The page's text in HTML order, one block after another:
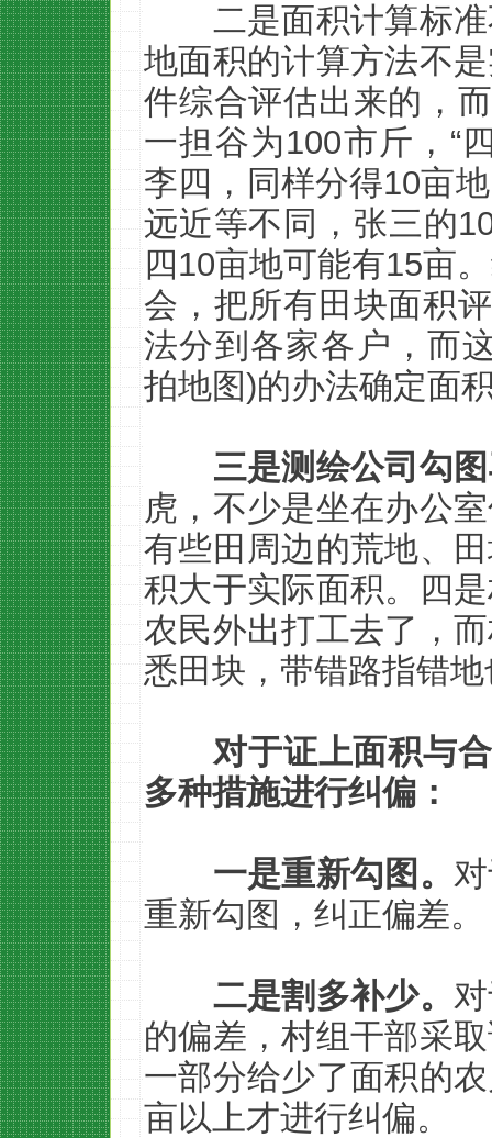
二是面积计算标准
地面积的计算方法不
件综合评估出来的，
一担谷为100市斤，“
李四，同样分得10亩
远近等不同，张三的
四10亩地可能有15亩
会，把所有田块面积
法分到各家各户，而
拍地图)的办法确定面
三是测绘公司勾
虎，不少是坐在办公
有些田周边的荒地、
积大于实际面积。四
农民外出打工去了，
悉田块，带错路指错
对于证上面积与
多种措施进行纠偏：
一是重新勾图。
重新勾图，纠正偏差。
二是割多补少。
的偏差，村组干部采
一部分给少了面积的
亩以上才进行纠偏。